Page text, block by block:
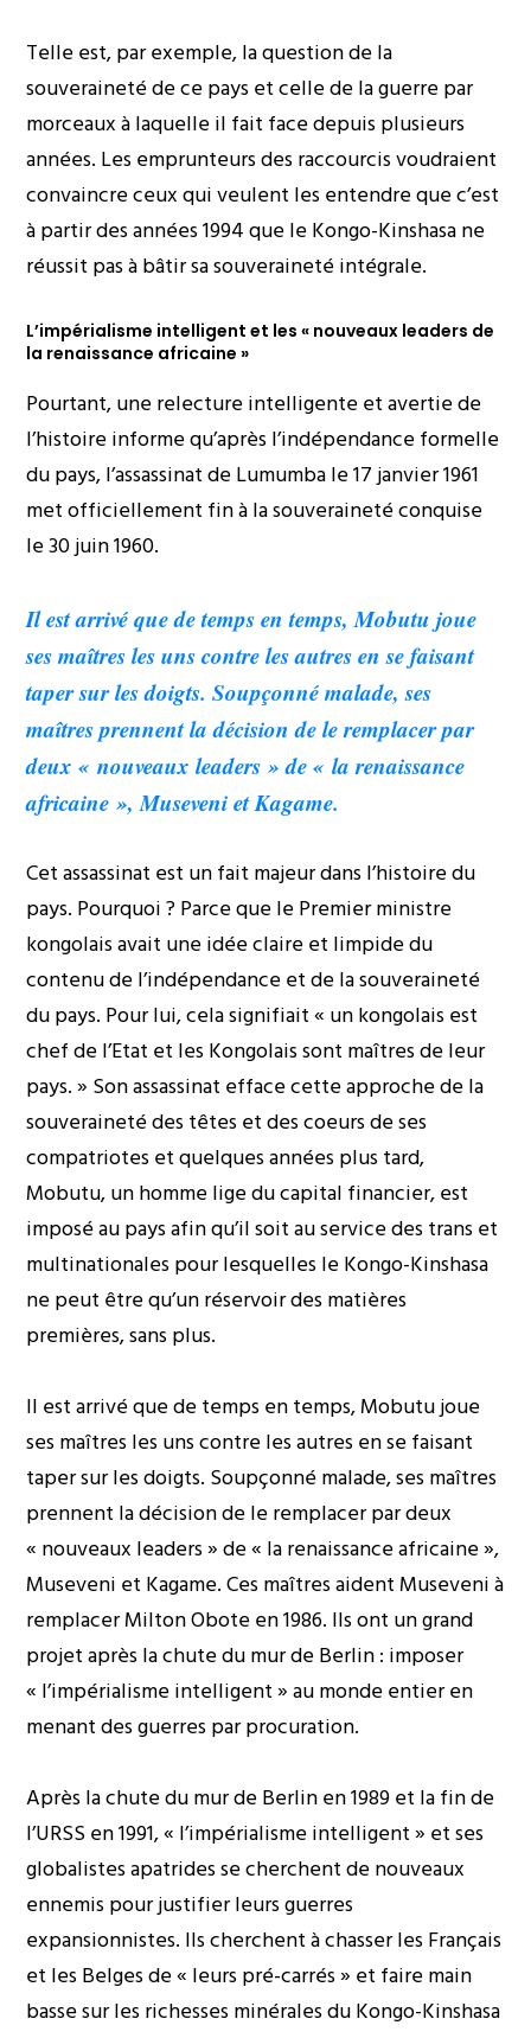
Telle est, par exemple, la question de la
souveraineté de ce pays et celle de la guerre par
morceaux à laquelle il fait face depuis plusieurs
années. Les emprunteurs des raccourcis voudraient
convaincre ceux qui veulent les entendre que c’est
à partir des années 1994 que le Kongo-Kinshasa ne
réussit pas à bâtir sa souveraineté intégrale.
L’impérialisme intelligent et les « nouveaux leaders de
la renaissance africaine »
Pourtant, une relecture intelligente et avertie de
l’histoire informe qu’après l’indépendance formelle
du pays, l’assassinat de Lumumba le 17 janvier 1961
met officiellement fin à la souveraineté conquise
le 30 juin 1960.
Il est arrivé que de temps en temps, Mobutu joue
ses maîtres les uns contre les autres en se faisant
taper sur les doigts. Soupçonné malade, ses
maîtres prennent la décision de le remplacer par
deux « nouveaux leaders » de « la renaissance
africaine », Museveni et Kagame.
Cet assassinat est un fait majeur dans l’histoire du
pays. Pourquoi ? Parce que le Premier ministre
kongolais avait une idée claire et limpide du
contenu de l’indépendance et de la souveraineté
du pays. Pour lui, cela signifiait « un kongolais est
chef de l’Etat et les Kongolais sont maîtres de leur
pays. » Son assassinat efface cette approche de la
souveraineté des têtes et des coeurs de ses
compatriotes et quelques années plus tard,
Mobutu, un homme lige du capital financier, est
imposé au pays afin qu’il soit au service des trans et
multinationales pour lesquelles le Kongo-Kinshasa
ne peut être qu’un réservoir des matières
premières, sans plus.
Il est arrivé que de temps en temps, Mobutu joue
ses maîtres les uns contre les autres en se faisant
taper sur les doigts. Soupçonné malade, ses maîtres
prennent la décision de le remplacer par deux
« nouveaux leaders » de « la renaissance africaine »,
Museveni et Kagame. Ces maîtres aident Museveni à
remplacer Milton Obote en 1986. Ils ont un grand
projet après la chute du mur de Berlin : imposer
« l’impérialisme intelligent » au monde entier en
menant des guerres par procuration.
Après la chute du mur de Berlin en 1989 et la fin de
l’URSS en 1991, « l’impérialisme intelligent » et ses
globalistes apatrides se cherchent de nouveaux
ennemis pour justifier leurs guerres
expansionnistes. Ils cherchent à chasser les Français
et les Belges de « leurs pré-carrés » et faire main
basse sur les richesses minérales du Kongo-Kinshasa